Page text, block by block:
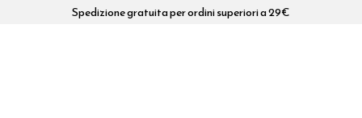
Spedizione gratuita per ordini superiori a 29€